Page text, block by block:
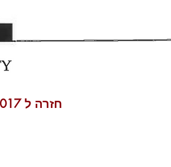
חזרה ל 2017 ציר הזמן